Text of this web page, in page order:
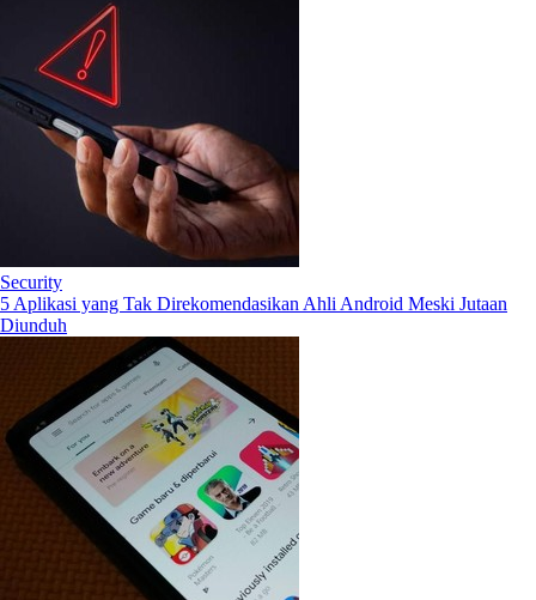
Security
5 Aplikasi yang Tak Direkomendasikan Ahli Android Meski Jutaan
Diunduh